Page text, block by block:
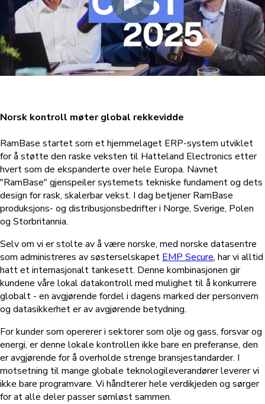
Norsk kontroll møter global rekkevidde
RamBase startet som et hjemmelaget ERP-system utviklet
for å støtte den raske veksten til Hatteland Electronics etter
hvert som de ekspanderte over hele Europa. Navnet
"RamBase" gjenspeiler systemets tekniske fundament og dets
design for rask, skalerbar vekst. I dag betjener RamBase
produksjons- og distribusjonsbedrifter i Norge, Sverige, Polen
og Storbritannia.
Selv om vi er stolte av å være norske, med norske datasentre
som administreres av søsterselskapet EMP Secure, har vi alltid
hatt et internasjonalt tankesett. Denne kombinasjonen gir
kundene våre lokal datakontroll med mulighet til å konkurrere
globalt - en avgjørende fordel i dagens marked der personvern
og datasikkerhet er av avgjørende betydning.
For kunder som opererer i sektorer som olje og gass, forsvar og
energi, er denne lokale kontrollen ikke bare en preferanse, den
er avgjørende for å overholde strenge bransjestandarder. I
motsetning til mange globale teknologileverandører leverer vi
ikke bare programvare. Vi håndterer hele verdikjeden og sørger
for at alle deler passer sømløst sammen.